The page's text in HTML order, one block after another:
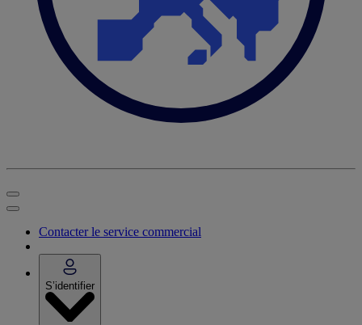
Contacter le service commercial
S’identifier